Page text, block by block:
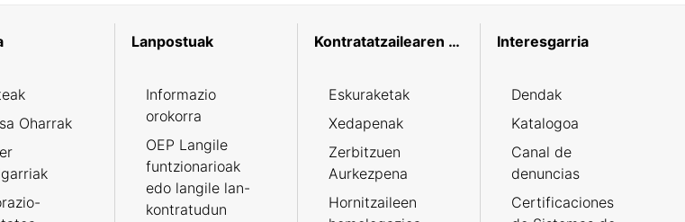
Oharrak
Lanpostuak
Informazio
orokorra
OEP Langile
funtzionarioak
edo langile lan-
kontratudun
Kontratatzailearen profila
Eskuraketak
Xedapenak
Zerbitzuen
Aurkezpena
Hornitzaileen
Interesgarria
Dendak
Katalogoa
Canal de
denuncias
Certificaciones